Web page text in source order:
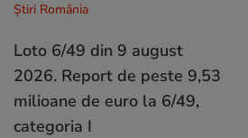
Știri România
Loto 6/49 din 9 august
2026. Report de peste 9,53
milioane de euro la 6/49,
categoria I